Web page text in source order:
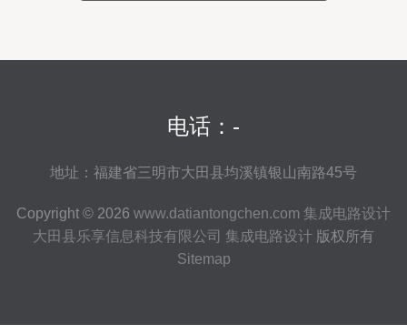
电话：-
地址：福建省三明市大田县均溪镇银山南路45号
Copyright © 2026 www.datiantongchen.com 集成电路设计
大田县乐享信息科技有限公司 集成电路设计 版权所有
Sitemap